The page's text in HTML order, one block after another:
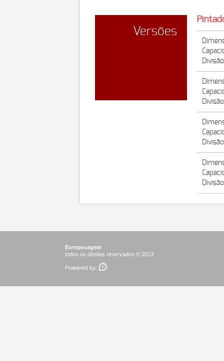
Versões
Europesagem
todos os direitos reservados © 2013